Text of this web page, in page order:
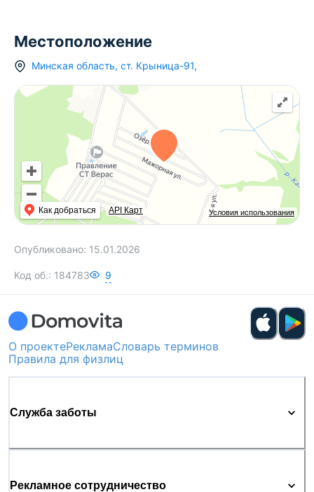
Местоположение
Минская область, ст. Крыница-91,
Условия использования
Как добраться API Карт
Опубликовано: 15.01.2026
Код об.: 184783 9
О проектеРекламаСловарь терминов
Правила для физлиц
Служба заботы
Рекламное сотрудничество